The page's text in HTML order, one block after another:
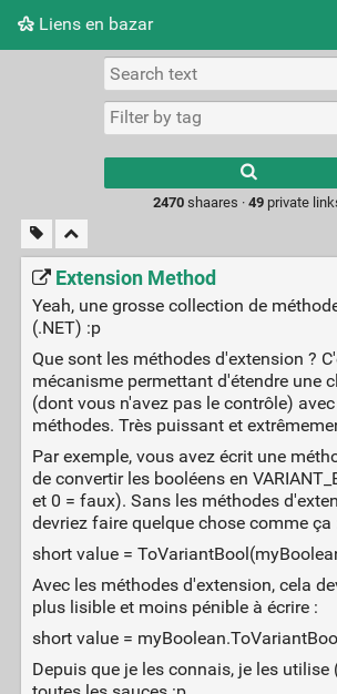
Liens en bazar
Picture wall
2470 shaares ·49 private
Extension Method
Yeah, une grosse collection de
(.NET) :p
Que sont les méthodes d'extension ?
mécanisme permettant d'étendre une
(dont vous n'avez pas le contrôle)
méthodes. Très puissant et
Par exemple, vous avez écrit une
de convertir les booléens en
et 0 = faux). Sans les méthodes
devriez faire quelque chose comme ça
short value =
Avec les méthodes d'extension, cela
plus lisible et moins pénible à écrire :
short value =
Depuis que je les connais, je les utilise